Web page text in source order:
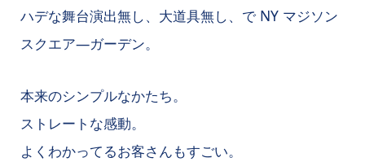
ハデな舞台演出無し、大道具無し、で NY マジソン
スクエア―ガーデン。
本来のシンプルなかたち。
ストレートな感動。
よくわかってるお客さんもすごい。